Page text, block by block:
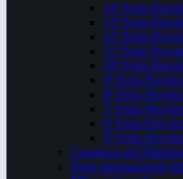
14ª Feria
13ª Feria
12ª Feria
11ª Feria
10ª Feria
9ª Feria
8ª Feria
7ª Feria
6ª Feria
5ª Feria
Congreso del
Feria Internacional